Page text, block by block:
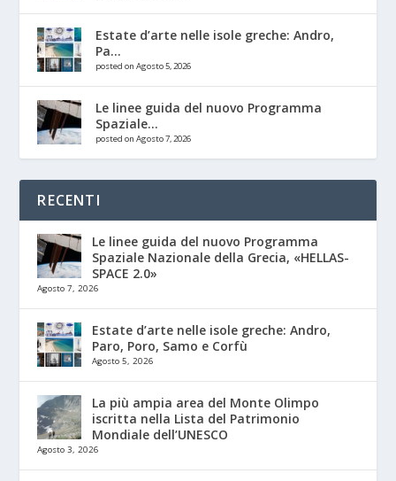
Estate d’arte nelle isole greche: Andro,
Pa...
posted on Agosto 5, 2026
Le linee guida del nuovo Programma
Spaziale...
posted on Agosto 7, 2026
RECENTI
Le linee guida del nuovo Programma
Spaziale Nazionale della Grecia, «HELLAS-
SPACE 2.0»
Agosto 7, 2026
Estate d’arte nelle isole greche: Andro,
Paro, Poro, Samo e Corfù
Agosto 5, 2026
La più ampia area del Monte Olimpo
iscritta nella Lista del Patrimonio
Mondiale dell’UNESCO
Agosto 3, 2026